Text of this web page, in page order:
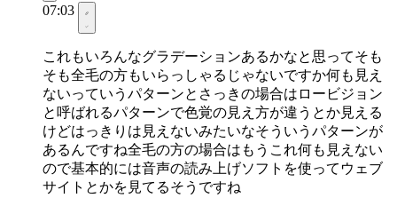
07:03
これもいろんなグラデーションあるかなと思ってそも
そも全毛の方もいらっしゃるじゃないですか何も見え
ないっていうパターンとさっきの場合はロービジョン
と呼ばれるパターンで色覚の見え方が違うとか見える
けどはっきりは見えないみたいなそういうパターンが
あるんですね全毛の方の場合はもうこれ何も見えない
ので基本的には音声の読み上げソフトを使ってウェブ
サイトとかを見てるそうですね